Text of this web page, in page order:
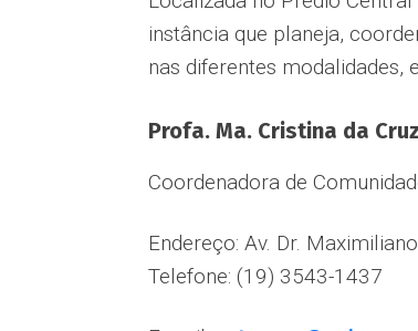
instância que planeja,
nas diferentes modalidades,
Profa. Ma. Cristina da
Coordenadora de
Endereço: Av. Dr.
Telefone: (19) 3543-1437